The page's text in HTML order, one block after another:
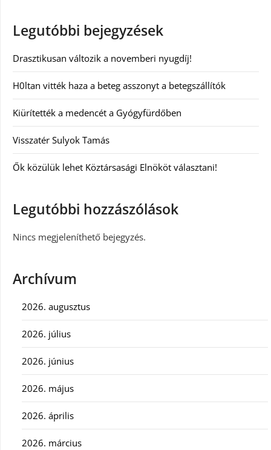
Legutóbbi bejegyzések
Drasztikusan változik a novemberi nyugdíj!
H0ltan vitték haza a beteg asszonyt a betegszállítók
Kiürítették a medencét a Gyógyfürdőben
Visszatér Sulyok Tamás
Ők közülük lehet Köztársasági Elnököt választani!
Legutóbbi hozzászólások
Nincs megjeleníthető bejegyzés.
Archívum
2026. augusztus
2026. július
2026. június
2026. május
2026. április
2026. március